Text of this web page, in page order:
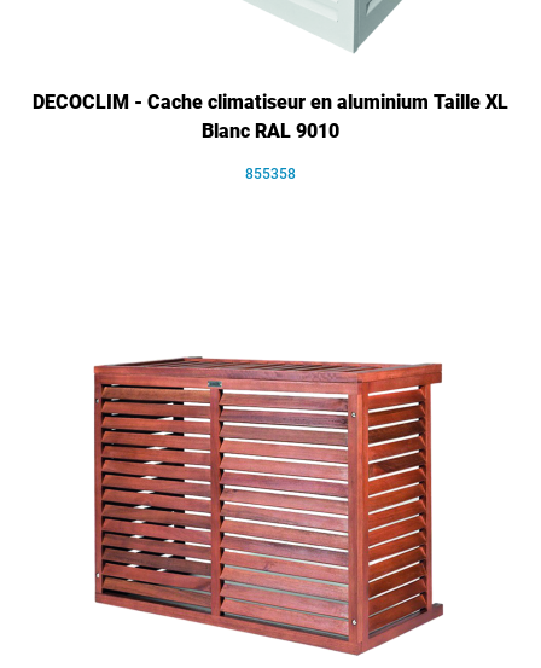
DECOCLIM - Cache climatiseur en aluminium Taille XL
Blanc RAL 9010
855358